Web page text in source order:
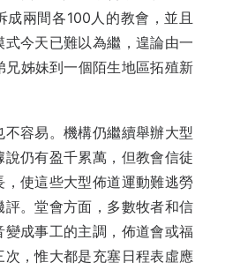
成兩間各100人的教會，並且
今天已難以為繼，遑論由一
兄姊妹到一個陌生地區拓殖新
容易。機構仍繼續舉辦大型
仍有盈千累萬，但教會信徒
，使這些大型佈道運動難逃勞
。堂會方面，多數牧者和信
成事工的主調，佈道會或福
，惟大都是充塞日程表虛應